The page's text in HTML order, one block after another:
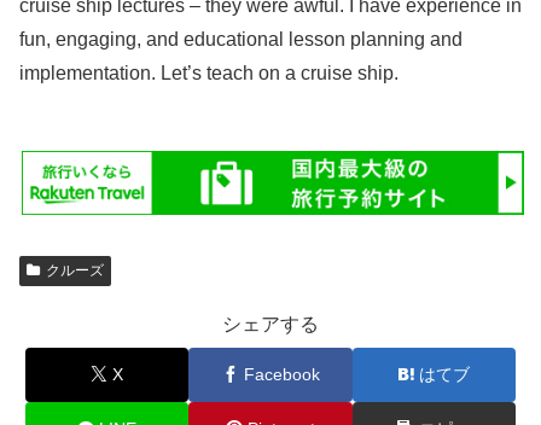
cruise ship lectures – they were awful. I have experience in
fun, engaging, and educational lesson planning and
implementation. Let’s teach on a cruise ship.
クルーズ
シェアする
X Facebook はてブ